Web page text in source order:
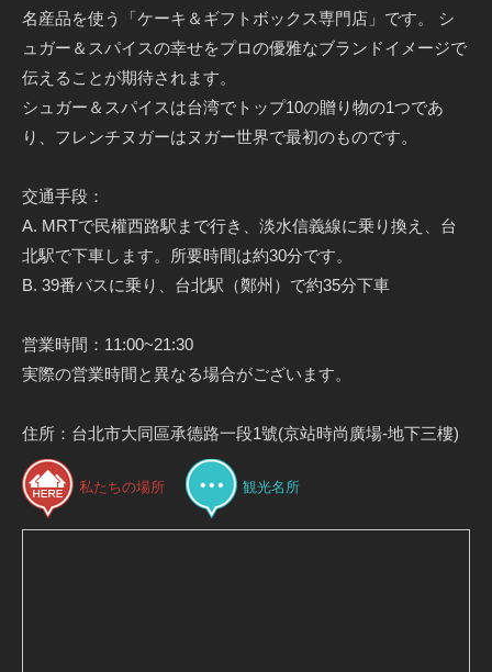
名産品を使う「ケーキ＆ギフトボックス専門店」です。 シ
ュガー＆スパイスの幸せをプロの優雅なブランドイメージで
伝えることが期待されます。
シュガー＆スパイスは台湾でトップ10の贈り物の1つであ
り、フレンチヌガーはヌガー世界で最初のものです。
交通手段：
A. MRTで民權西路駅まで行き、淡水信義線に乗り換え、台
北駅で下車します。所要時間は約30分です。
B. 39番バスに乗り、台北駅（鄭州）で約35分下車
営業時間：11:00~21:30
実際の営業時間と異なる場合がございます。
住所：台北市大同區承德路一段1號(京站時尚廣場-地下三樓)
私たちの場所 観光名所